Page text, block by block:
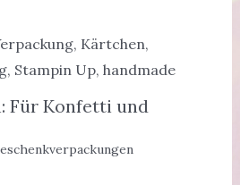
Für Konfetti und